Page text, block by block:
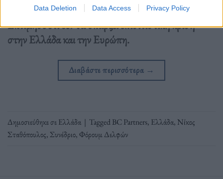
Data Deletion Data Access Privacy Policy
Εκτίμησε ότι δεν θα υπάρξει επισιτιστική κρίση
στην Ελλάδα και την Ευρώπη.
Διαβάστε περισσότερα →
Δημοσιεύθηκε σεΕλλάδα | TaggedBC Partners, Ελλάδα, Νίκος
Σταθόπουλος, Συνέδριο, Φόρουμ Δελφών